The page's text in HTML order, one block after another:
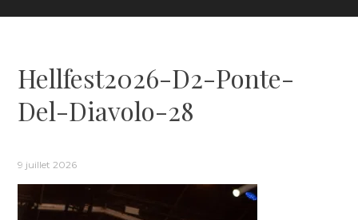
Hellfest2026-D2-Ponte-
Del-Diavolo-28
9 juillet 2026